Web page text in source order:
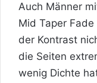
Auch Männer
Mid Taper
der Kontrast
die Seiten
wenig Dichte